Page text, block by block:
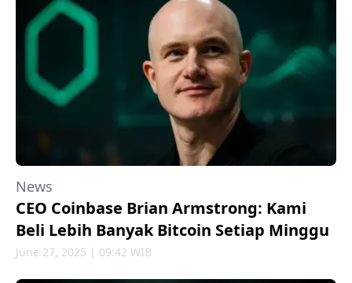
News
CEO Coinbase Brian Armstrong: Kami
Beli Lebih Banyak Bitcoin Setiap Minggu
June 27, 2025 | 09:42 WIB